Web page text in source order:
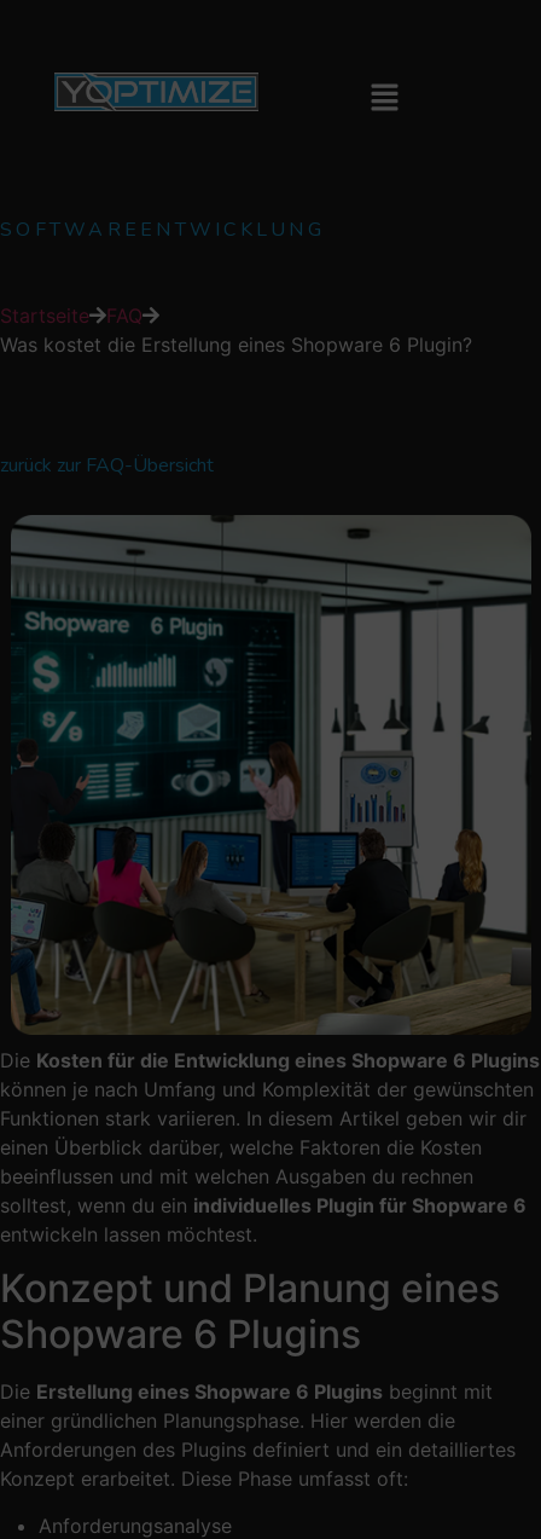
SOFTWAREENTWICKLUNG
Startseite
FAQ
Was kostet die Erstellung eines Shopware 6 Plugin?
zurück zur FAQ-Übersicht
Die Kosten für die Entwicklung eines Shopware 6 Plugins
können je nach Umfang und Komplexität der gewünschten
Funktionen stark variieren. In diesem Artikel geben wir dir
einen Überblick darüber, welche Faktoren die Kosten
beeinflussen und mit welchen Ausgaben du rechnen
solltest, wenn du ein individuelles Plugin für Shopware 6
entwickeln lassen möchtest.
Konzept und Planung eines
Shopware 6 Plugins
Die Erstellung eines Shopware 6 Plugins beginnt mit
einer gründlichen Planungsphase. Hier werden die
Anforderungen des Plugins definiert und ein detailliertes
Konzept erarbeitet. Diese Phase umfasst oft:
Anforderungsanalyse